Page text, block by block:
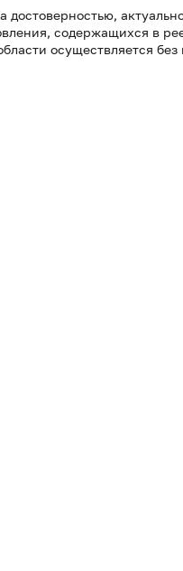
достоверностью,
содержащихся в
осуществляется